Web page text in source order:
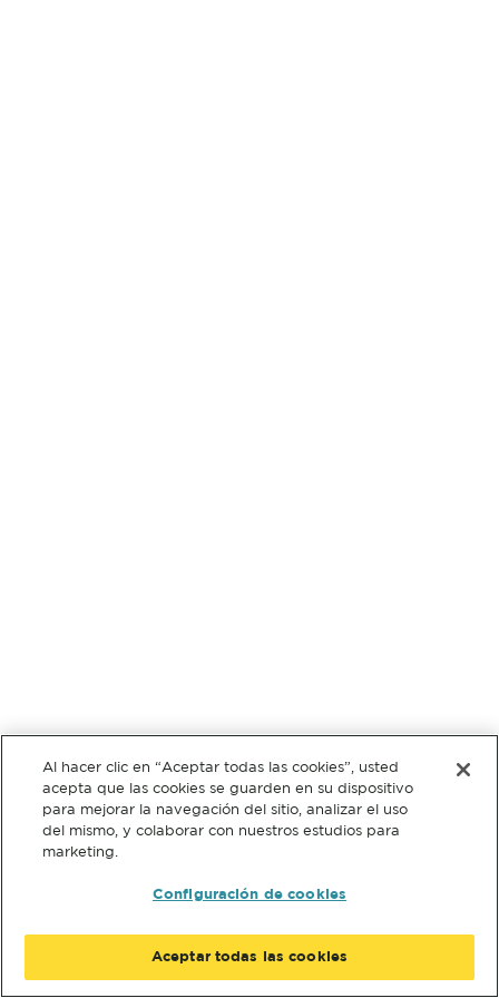
Al hacer clic en “Aceptar todas las cookies”, usted
acepta que las cookies se guarden en su dispositivo
para mejorar la navegación del sitio, analizar el uso
del mismo, y colaborar con nuestros estudios para
marketing.
Configuración de cookies
Aceptar todas las cookies